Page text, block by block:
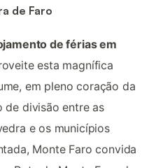
de Faro
de férias em
esta magnífica
em pleno coração da
de divisão entre as
e os municípios
Monte Faro convida